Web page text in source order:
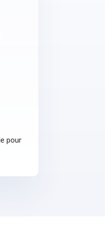
pour